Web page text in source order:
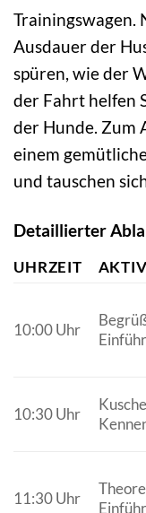
Trainingswagen.
Ausdauer der
spüren, wie der
der Fahrt helfen
der Hunde. Zum
einem
und tauschen
Detaillierter
UHRZEIT
10:00 Uhr
10:30 Uhr
11:30 Uhr